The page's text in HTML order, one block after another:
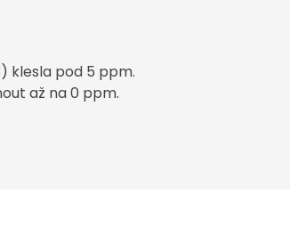
klesla pod 5 ppm.
až na 0 ppm.